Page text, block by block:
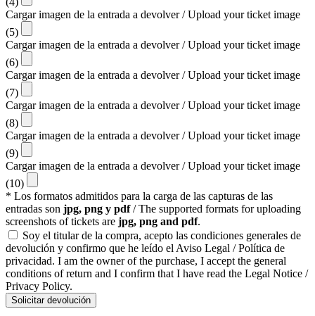
Cargar imagen de la entrada a devolver / Upload your ticket image
(5)
Cargar imagen de la entrada a devolver / Upload your ticket image
(6)
Cargar imagen de la entrada a devolver / Upload your ticket image
(7)
Cargar imagen de la entrada a devolver / Upload your ticket image
(8)
Cargar imagen de la entrada a devolver / Upload your ticket image
(9)
Cargar imagen de la entrada a devolver / Upload your ticket image
(10)
* Los formatos admitidos para la carga de las capturas de las
entradas son jpg, png y pdf/ The supported formats for uploading
screenshots of tickets are jpg, png and pdf.
Soy el titular de la compra, acepto las condiciones generales de
devolución y confirmo que he leído el Aviso Legal / Política de
privacidad. I am the owner of the purchase, I accept the general
conditions of return and I confirm that I have read the Legal Notice /
Privacy Policy.
Solicitar devolución